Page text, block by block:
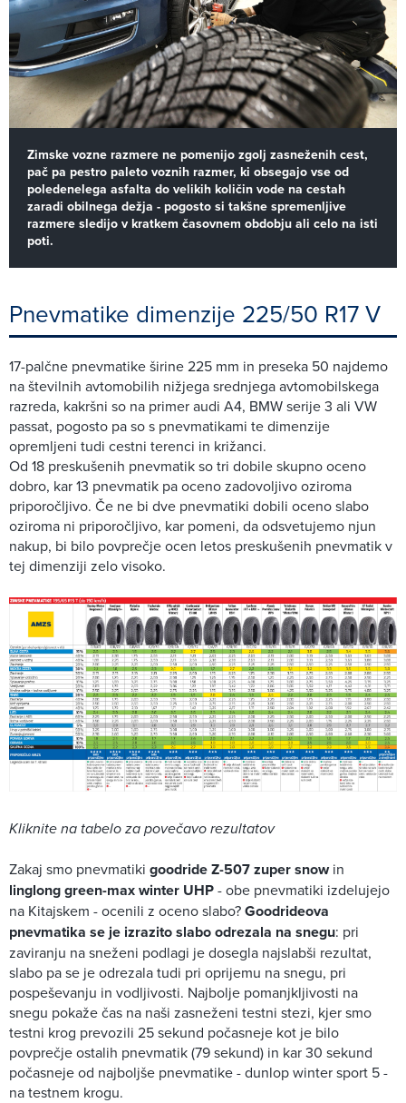
Zimske vozne razmere ne pomenijo zgolj zasneženih cest,
pač pa pestro paleto voznih razmer, ki obsegajo vse od
poledenelega asfalta do velikih količin vode na cestah
zaradi obilnega dežja - pogosto si takšne spremenljive
razmere sledijo v kratkem časovnem obdobju ali celo na isti
poti.
Pnevmatike dimenzije 225/50 R17 V
17-palčne pnevmatike širine 225 mm in preseka 50 najdemo
na številnih avtomobilih nižjega srednjega avtomobilskega
razreda, kakršni so na primer audi A4, BMW serije 3 ali VW
passat, pogosto pa so s pnevmatikami te dimenzije
opremljeni tudi cestni terenci in križanci.
Od 18 preskušenih pnevmatik so tri dobile skupno oceno
dobro, kar 13 pnevmatik pa oceno zadovoljivo oziroma
priporočljivo. Če ne bi dve pnevmatiki dobili oceno slabo
oziroma ni priporočljivo, kar pomeni, da odsvetujemo njun
nakup, bi bilo povprečje ocen letos preskušenih pnevmatik v
tej dimenziji zelo visoko.
Kliknite na tabelo za povečavo rezultatov
Zakaj smo pnevmatiki goodride Z-507 zuper snowin
linglong green-max winter UHP- obe pnevmatiki izdelujejo
na Kitajskem - ocenili z oceno slabo?Goodrideova
pnevmatika se je izrazito slabo odrezala na snegu: pri
zaviranju na sneženi podlagi je dosegla najslabši rezultat,
slabo pa se je odrezala tudi pri oprijemu na snegu, pri
pospeševanju in vodljivosti. Najbolje pomanjkljivosti na
snegu pokaže čas na naši zasneženi testni stezi, kjer smo
testni krog prevozili 25 sekund počasneje kot je bilo
povprečje ostalih pnevmatik (79 sekund) in kar 30 sekund
počasneje od najboljše pnevmatike - dunlop winter sport 5 -
na testnem krogu.